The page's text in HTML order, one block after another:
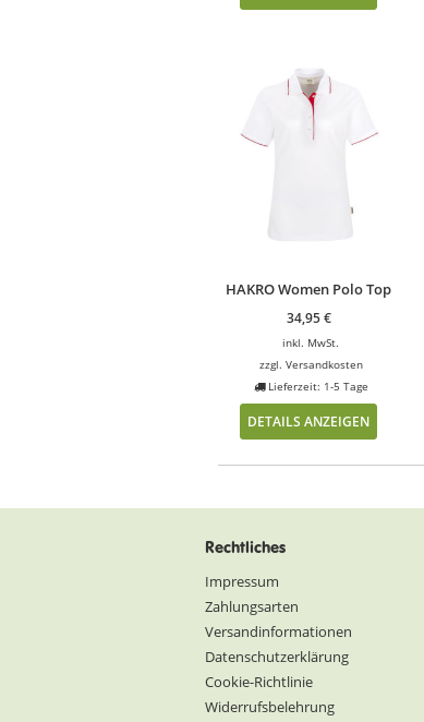
HAKRO Women Polo Top
34,95€
inkl. MwSt.
zzgl. Versandkosten
Lieferzeit: 1-5 Tage
DETAILS ANZEIGEN
Rechtliches
Impressum
Zahlungsarten
Versandinformationen
Datenschutzerklärung
Cookie-Richtlinie
Widerrufsbelehrung